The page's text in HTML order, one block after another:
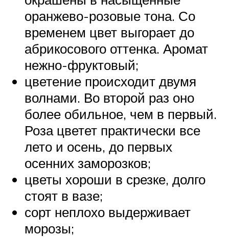
оранжево-розовые тона. Со
временем цвет выгорает до
абрикосового оттенка. Аромат
нежно-фруктовый;
цветение происходит двумя
волнами. Во второй раз оно
более обильное, чем в первый.
Роза цветет практически все
лето и осень, до первых
осенних заморозков;
цветы хороши в срезке, долго
стоят в вазе;
сорт неплохо выдерживает
морозы;